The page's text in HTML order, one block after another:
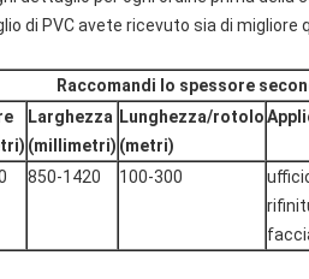
di PVC avete ricevuto sia di migliore
Raccomandi lo spessore
Larghezza
(millimetri)
Lunghezza/rotolo
(metri)
850-1420 100-300